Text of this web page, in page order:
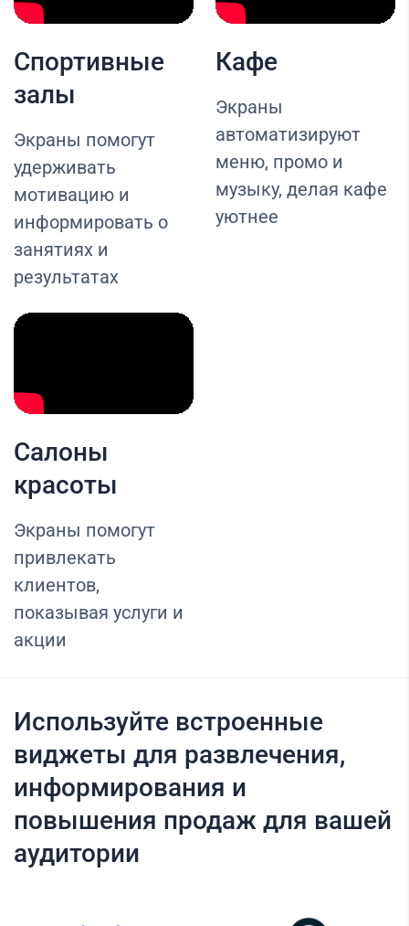
Спортивные
залы
Экраны помогут
удерживать
мотивацию и
информировать о
занятиях и
результатах
Кафе
Экраны
автоматизируют
меню, промо и
музыку, делая кафе
уютнее
Салоны
красоты
Экраны помогут
привлекать
клиентов,
показывая услуги и
акции
Используйте встроенные
виджеты для развлечения,
информирования и
повышения продаж для вашей
аудитории